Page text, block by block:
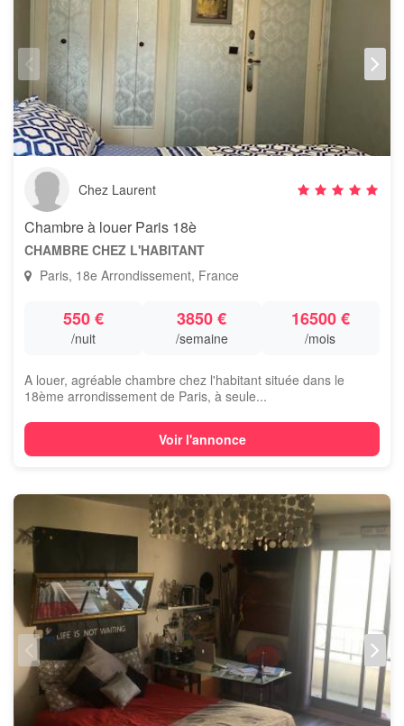
Chez Laurent
Chambre à louer Paris 18è
CHAMBRE CHEZ L'HABITANT
Paris, 18e Arrondissement, France
550 €
/nuit
3850 €
/semaine
16500 €
/mois
A louer, agréable chambre chez l'habitant située dans le
18ème arrondissement de Paris, à seule...
Voir l'annonce